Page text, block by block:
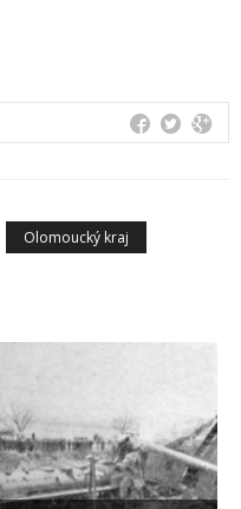
Olomoucký kraj